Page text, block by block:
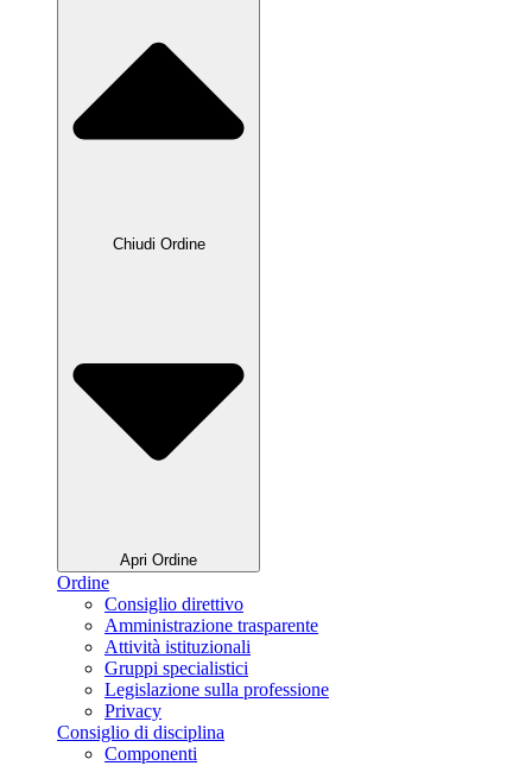
Chiudi Ordine
Apri Ordine
Ordine
Consiglio direttivo
Amministrazione trasparente
Attività istituzionali
Gruppi specialistici
Legislazione sulla professione
Privacy
Consiglio di disciplina
Componenti